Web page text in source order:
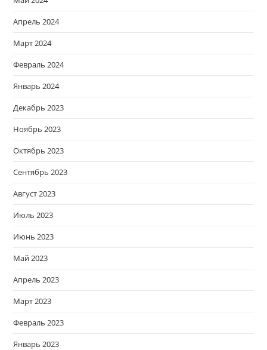
Апрель 2024
Март 2024
Февраль 2024
Январь 2024
Декабрь 2023
Ноябрь 2023
Октябрь 2023
Сентябрь 2023
Август 2023
Июль 2023
Июнь 2023
Май 2023
Апрель 2023
Март 2023
Февраль 2023
Январь 2023